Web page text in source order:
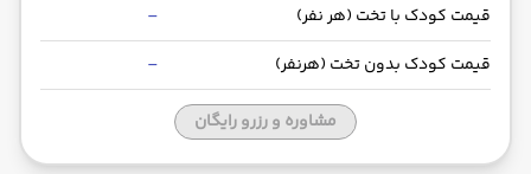
قیمت کودک با تخت (هر نفر) -
قیمت کودک بدون تخت (هرنفر) -
مشاوره و رزرو رایگان